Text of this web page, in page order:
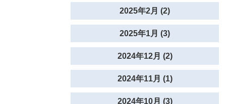
2025年2月 (2)
2025年1月 (3)
2024年12月 (2)
2024年11月 (1)
2024年10月 (3)